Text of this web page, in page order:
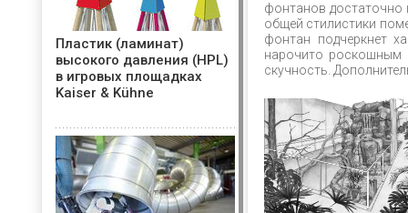
фонтанов
общей стилистики
фонтан подчеркнет
нарочито роскошным
скучность.
Пластик (ламинат)
высокого давления (HPL)
в игровых площадках
Kaiser & Kühne